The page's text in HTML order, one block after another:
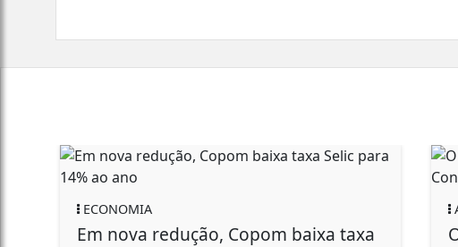
ECONOMIA
Em nova redução, Copom baixa taxa
O